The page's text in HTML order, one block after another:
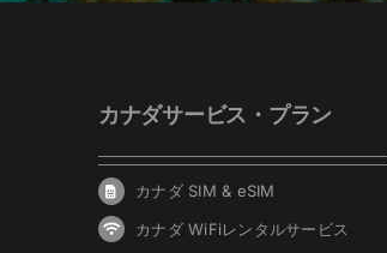
カナダサービス・プラン
カナダ SIM & eSIM
カナダ WiFiレンタルサービス